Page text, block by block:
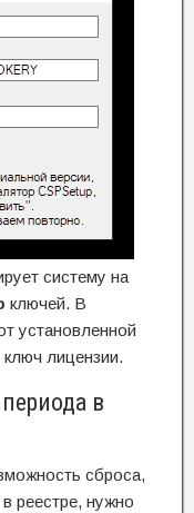
систему на
ключей. В
установленной
лицензии.
в
сброса,
реестре, нужно